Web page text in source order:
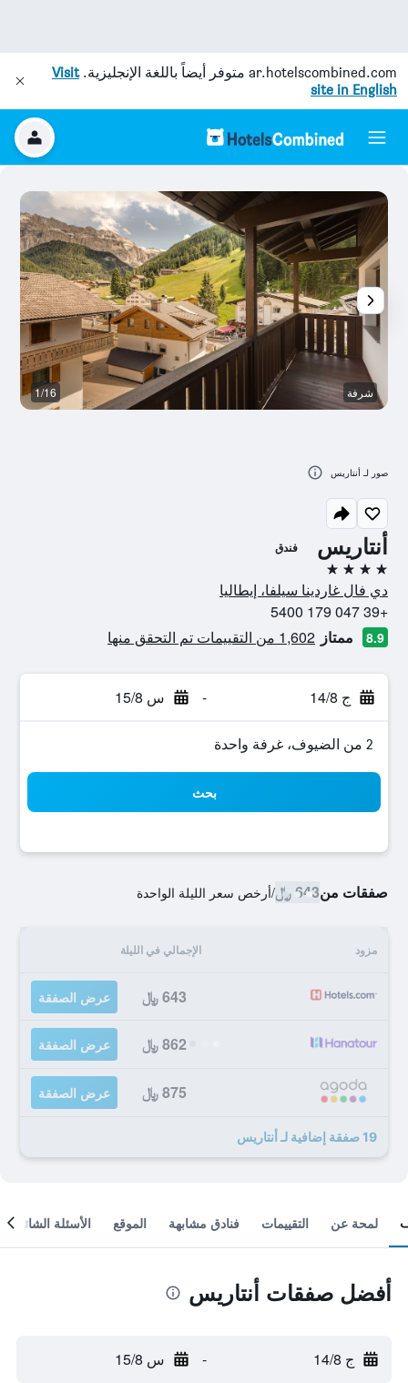
ar.hotelscombined.com متوفر أيضاً باللغة الإنجليزية.Visit
site in English
أنتاريس فندق
4 نجوم
دي فال غاردينا سيلفا، إيطاليا
+39 047 179 5400
8.9 ممتاز 1,602 من التقييمات تم التحقق منها
ج 14/8 - س 15/8
2 من الضيوف، غرفة واحدة
بحث
صفقات من643 ﷼ /أرخص سعر الليلة الواحدة
مزود الإجمالي في الليلة
643 ﷼ عرض الصفقة
862 ﷼ عرض الصفقة
875 ﷼ عرض الصفقة
19 صفقة إضافية لـ أنتاريس
شرفة 1/16
صور لـ أنتاريس
لمحة عن التقييمات فنادق مشابهة الموقع الأسئلة الشائعة
أفضل صفقات أنتاريس
ج 14/8 - س 15/8